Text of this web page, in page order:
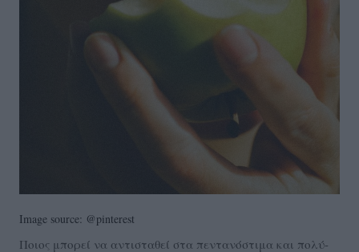
Image source: @pinterest
Ποιος μπορεί να αντισταθεί στα πεντανόστιμα και πολύ-